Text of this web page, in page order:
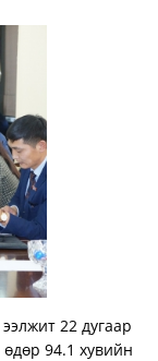
22 дугаар
94.1 хувийн